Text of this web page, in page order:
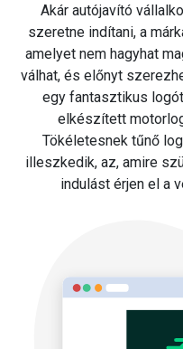
Akár autójavító
szeretne indítani, a
amelyet nem hagyhat
válhat, és előnyt
egy fantasztikus
elkészített
Tökéletesnek tűnő
illeszkedik, az, amire
indulást érjen el a